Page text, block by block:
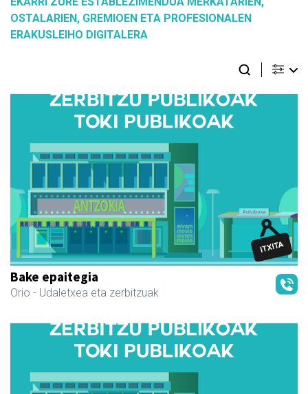
OSTALARIEN, GREMIOEN ETA PROFESIONALEN
ERAKUSLEIHO DIGITALERA
Bake epaitegia
Orio - Udaletxea eta zerbitzuak